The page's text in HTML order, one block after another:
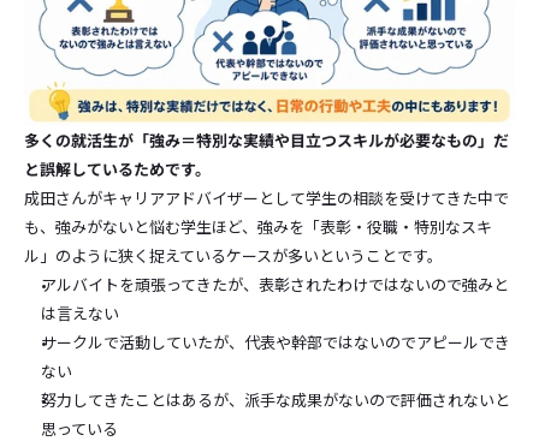
多くの就活生が「強み＝特別な実績や目立つスキルが必要なもの」だ
と誤解しているためです。
成田さんがキャリアアドバイザーとして学生の相談を受けてきた中で
も、強みがないと悩む学生ほど、強みを「表彰・役職・特別なスキ
ル」のように狭く捉えているケースが多いということです。
アルバイトを頑張ってきたが、表彰されたわけではないので強みと
は言えない
サークルで活動していたが、代表や幹部ではないのでアピールでき
ない
努力してきたことはあるが、派手な成果がないので評価されないと
思っている